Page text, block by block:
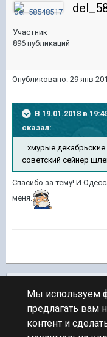
Участник
896 публикаций
Опубликовано: 29 янв
В 19.01.2018 в
сказал:
…хмурые
советский сейнер
Спасибо за тему! И
меня.
ПЕРЕЙТИ К СПИСКУ
Вторая Мировая
Мы используем
предлагать вам
контент и